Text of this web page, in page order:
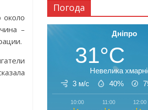
около
–
Погода
Дніпро
31°C
Невелика
3 м/с
40%
10:00 11:00 12:00